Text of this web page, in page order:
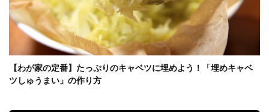
【わが家の定番】たっぷりのキャベツに埋めよう！「埋めキャベ
ツしゅうまい」の作り方